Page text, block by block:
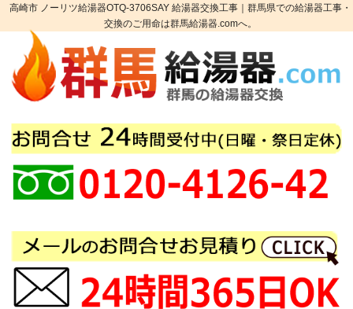
高崎市 ノーリツ給湯器OTQ-3706SAY 給湯器交換工事｜群馬県での給湯器工事・
交換のご用命は群馬給湯器.comへ。